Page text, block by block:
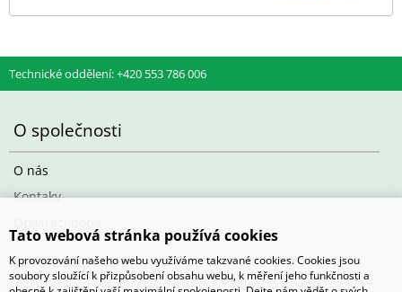
Technické oddělení: +420 553 786 006
O společnosti
O nás
Kontaky
Jak nakupovat
Tato webová stránka používá cookies
K provozování našeho webu využíváme takzvané cookies. Cookies jsou
soubory sloužící k přizpůsobení obsahu webu, k měření jeho funkčnosti a